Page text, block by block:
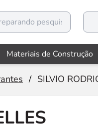
Materiais de Construção
/ SILVIO